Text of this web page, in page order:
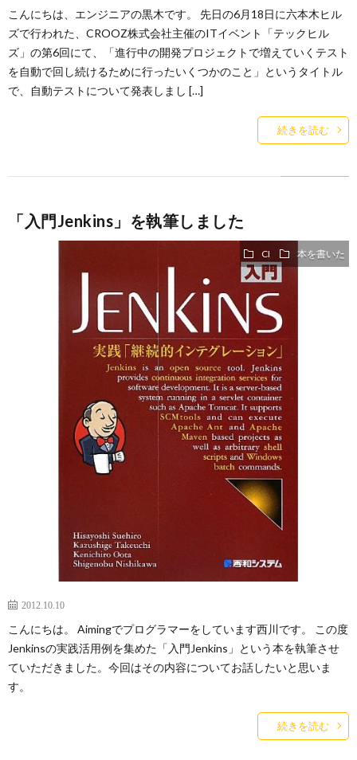
こんにちは、エンジニアの黒木です。 先日の6月18日に六本木ヒル
ズで行われた、CROOZ株式会社主催のITイベント「テックヒル
ズ」の第6回にて、「進行中の開発プロジェクトで増えていくテスト
を自動で回し続けるために行ったいくつかのこと」というタイトル
で、自動テストについて発表しまし […]
続きを読む
「入門Jenkins」を執筆しました
CI 本を書いた
2012.10.10
こんにちは。 Aimingでプログラマーをしています西川です。 この度
Jenkinsの実践活用例を集めた「入門Jenkins」という本を執筆させ
ていただきました。今回はその内容についてお話したいと思いま
す。
続きを読む